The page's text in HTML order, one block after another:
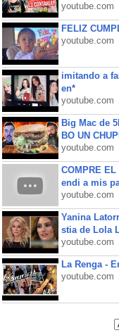
youtube.com
FELIZ
youtube.com
imitando a
en*
youtube.com
Big Mac de
BO UN
youtube.com
COMPRE
endi a mis
youtube.com
Yanina
stia de Lola
youtube.com
La Renga -
youtube.com